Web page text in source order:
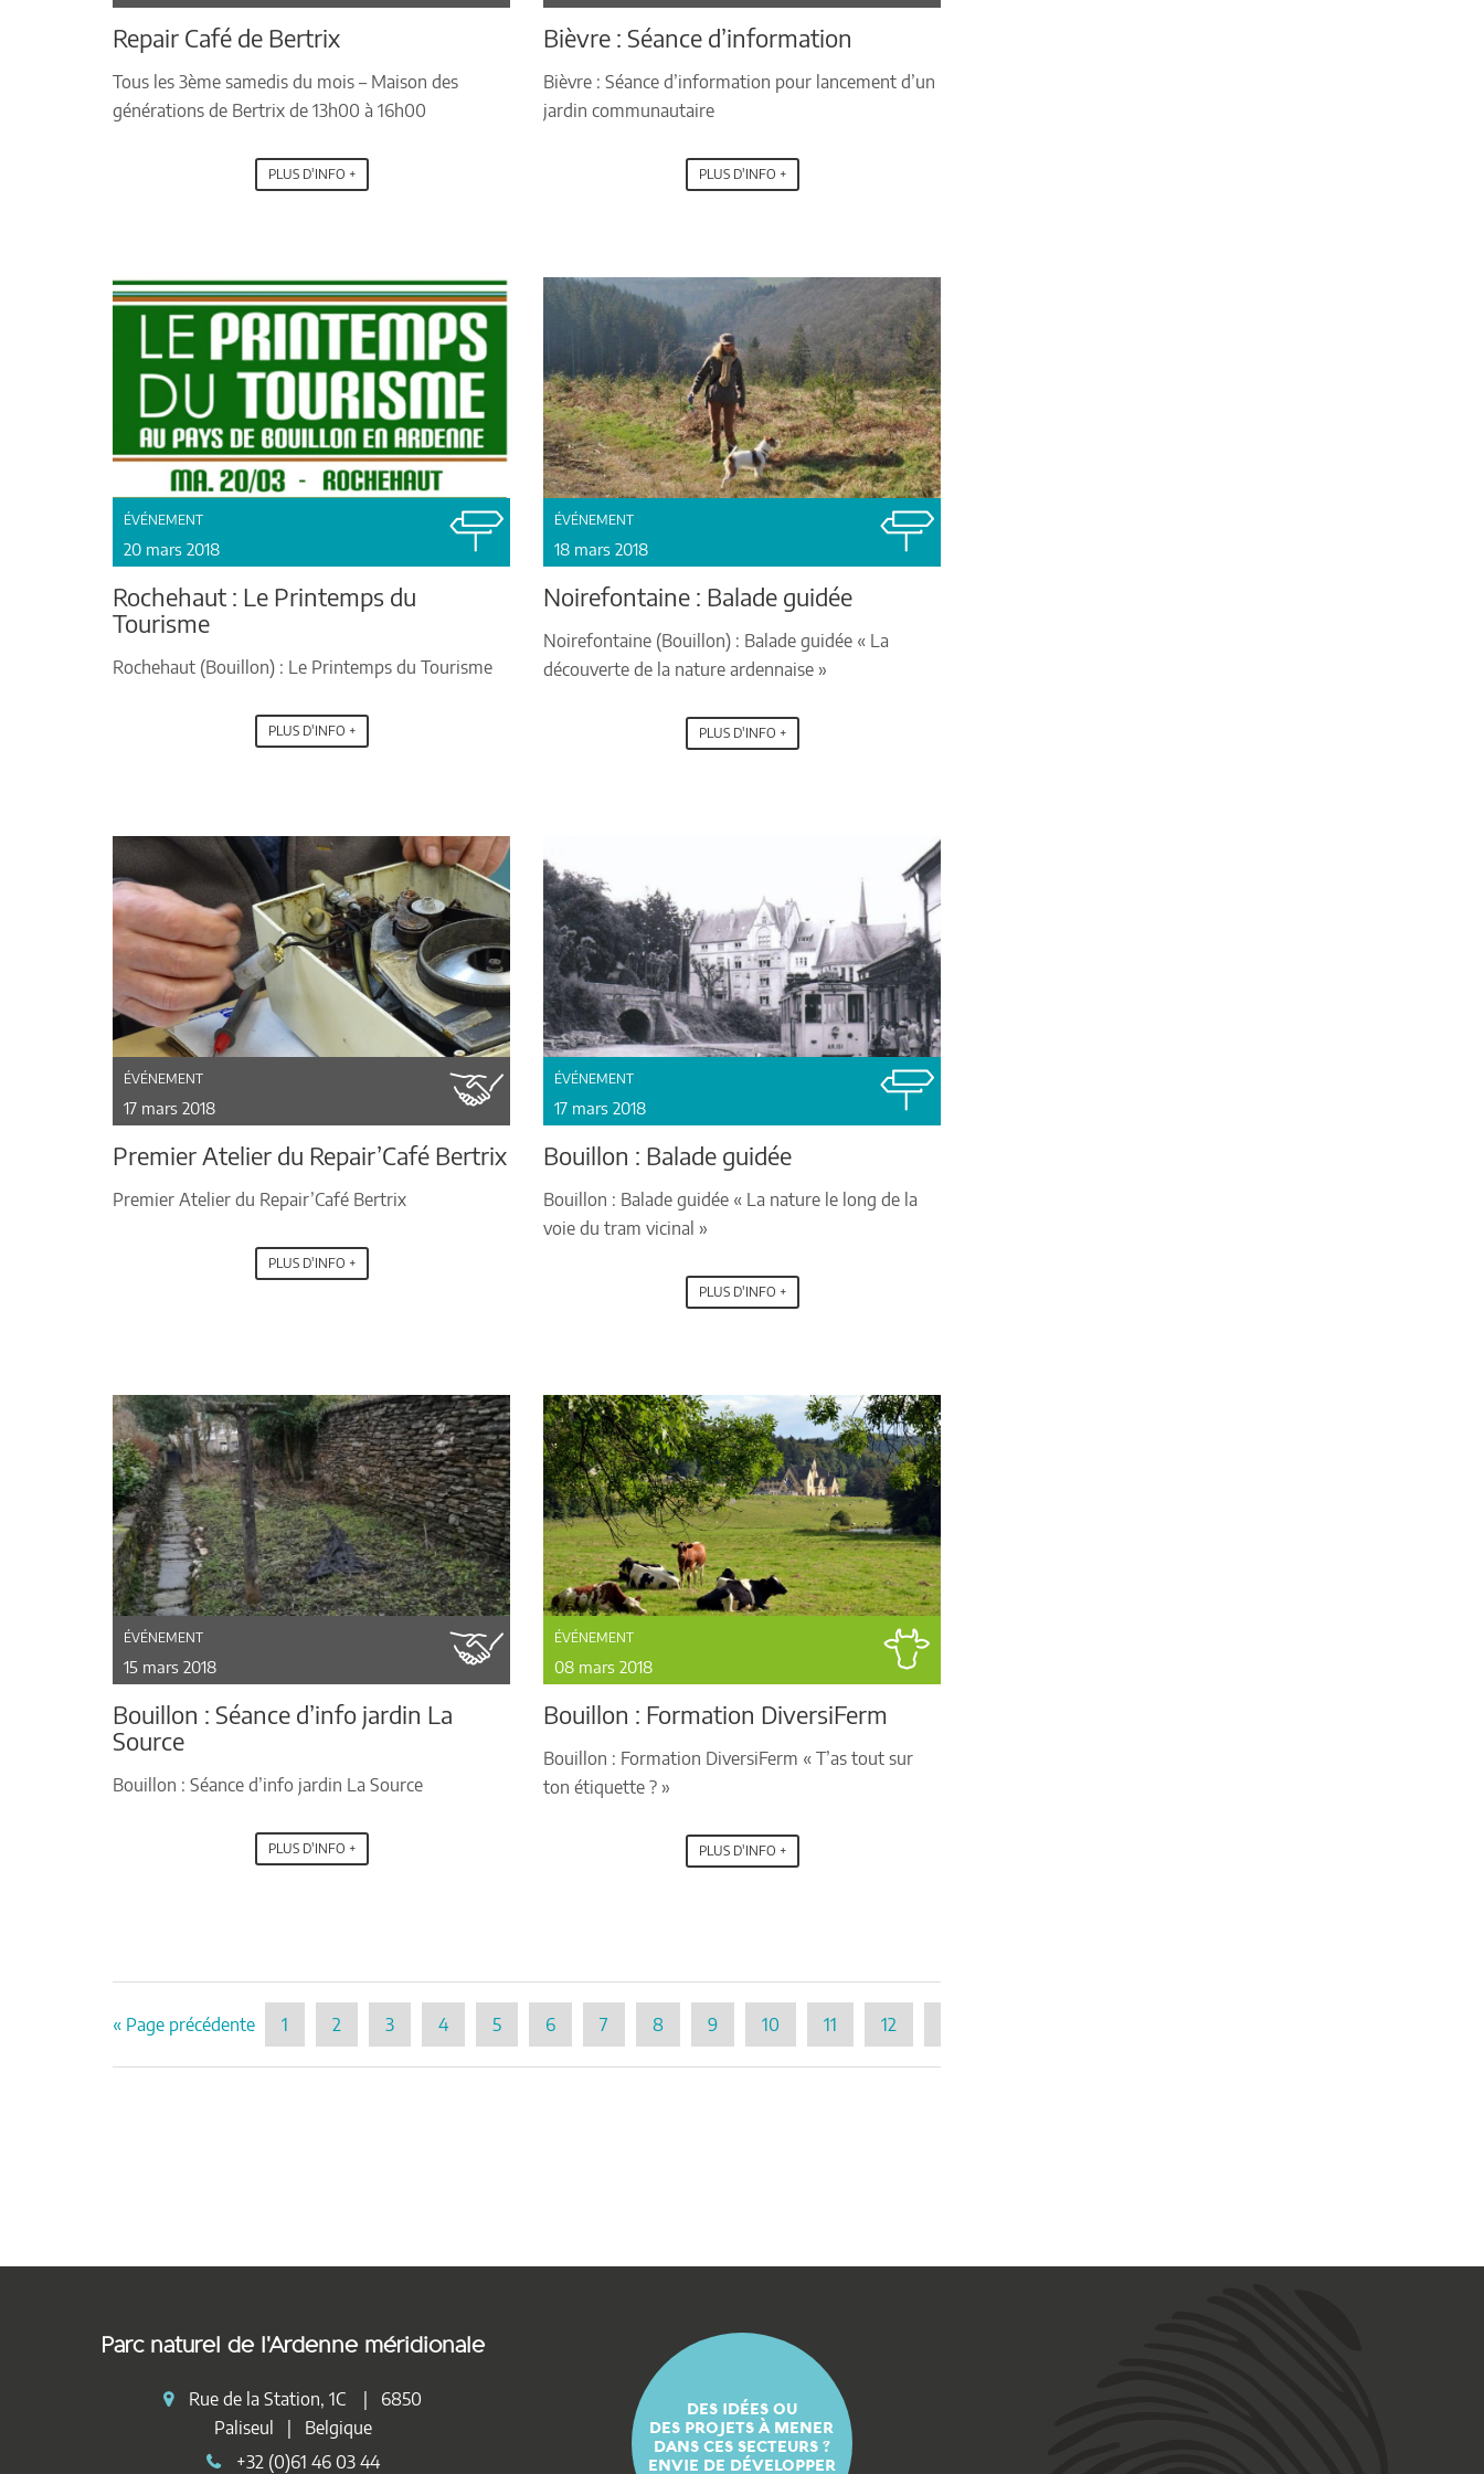
Repair Café de Bertrix
Tous les 3ème samedis du mois – Maison des
générations de Bertrix de 13h00 à 16h00
PLUS D'INFO +
Bièvre : Séance d’information
Bièvre : Séance d’information pour lancement d’un
jardin communautaire
PLUS D'INFO +
ÉVÉNEMENT
20 mars 2018
Rochehaut : Le Printemps du
Tourisme
Rochehaut (Bouillon) : Le Printemps du Tourisme
PLUS D'INFO +
ÉVÉNEMENT
18 mars 2018
Noirefontaine : Balade guidée
Noirefontaine (Bouillon) : Balade guidée « La
découverte de la nature ardennaise »
PLUS D'INFO +
ÉVÉNEMENT
17 mars 2018
Premier Atelier du Repair’Café Bertrix
Premier Atelier du Repair’Café Bertrix
PLUS D'INFO +
ÉVÉNEMENT
17 mars 2018
Bouillon : Balade guidée
Bouillon : Balade guidée « La nature le long de la
voie du tram vicinal »
PLUS D'INFO +
ÉVÉNEMENT
15 mars 2018
Bouillon : Séance d’info jardin La
Source
Bouillon : Séance d’info jardin La Source
PLUS D'INFO +
ÉVÉNEMENT
08 mars 2018
Bouillon : Formation DiversiFerm
Bouillon : Formation DiversiFerm « T’as tout sur
ton étiquette ? »
PLUS D'INFO +
« Page précédente 1 2 3 4 5 6 7 8 9 10 11 12
Parc naturel de l'Ardenne méridionale
Rue de la Station, 1C | 6850
Paliseul | Belgique
+32 (0)61 46 03 44
DES IDÉES OU
DES PROJETS À MENER
DANS CES SECTEURS ?
ENVIE DE DÉVELOPPER